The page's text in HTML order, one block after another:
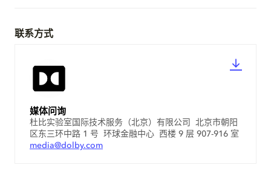
联系方式
媒体问询
杜比实验室国际技术服务（北京）有限公司 北京市朝阳
区东三环中路 1 号 环球金融中心 西楼 9 层 907-916 室
media@dolby.com